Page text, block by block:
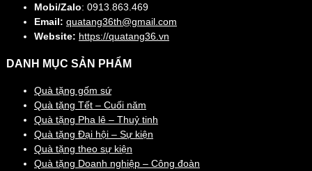
Mobi/Zalo: 0913.863.469
Email: quatang36th@gmail.com
Website: https://quatang36.vn
DANH MỤC SẢN PHẨM
Quà tặng gốm sứ
Quà tặng Tết – Cuối năm
Quà tặng Pha lê – Thuỷ tinh
Quà tặng Đại hội – Sự kiện
Quà tặng theo sự kiện
Quà tặng Doanh nghiệp – Công đoàn